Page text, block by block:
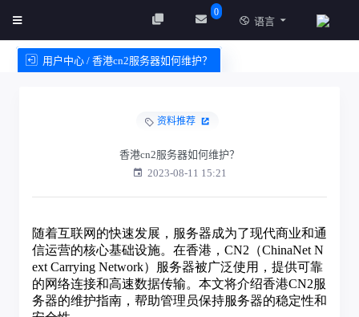
0
语言
用户中心 / 香港cn2服务器如何维护？
资料推荐
香港cn2服务器如何维护？
2023-08-11 15:21